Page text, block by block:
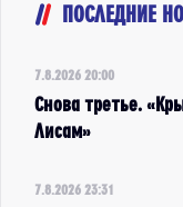
ПОСЛЕДНИЕ
7.8.2026 20:00
Снова третье.
Лисам»
7.8.2026 23:31